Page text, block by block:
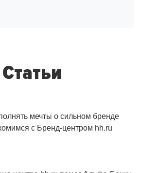
Статьи
мечты о сильном бренде
с Бренд-центром hh.ru